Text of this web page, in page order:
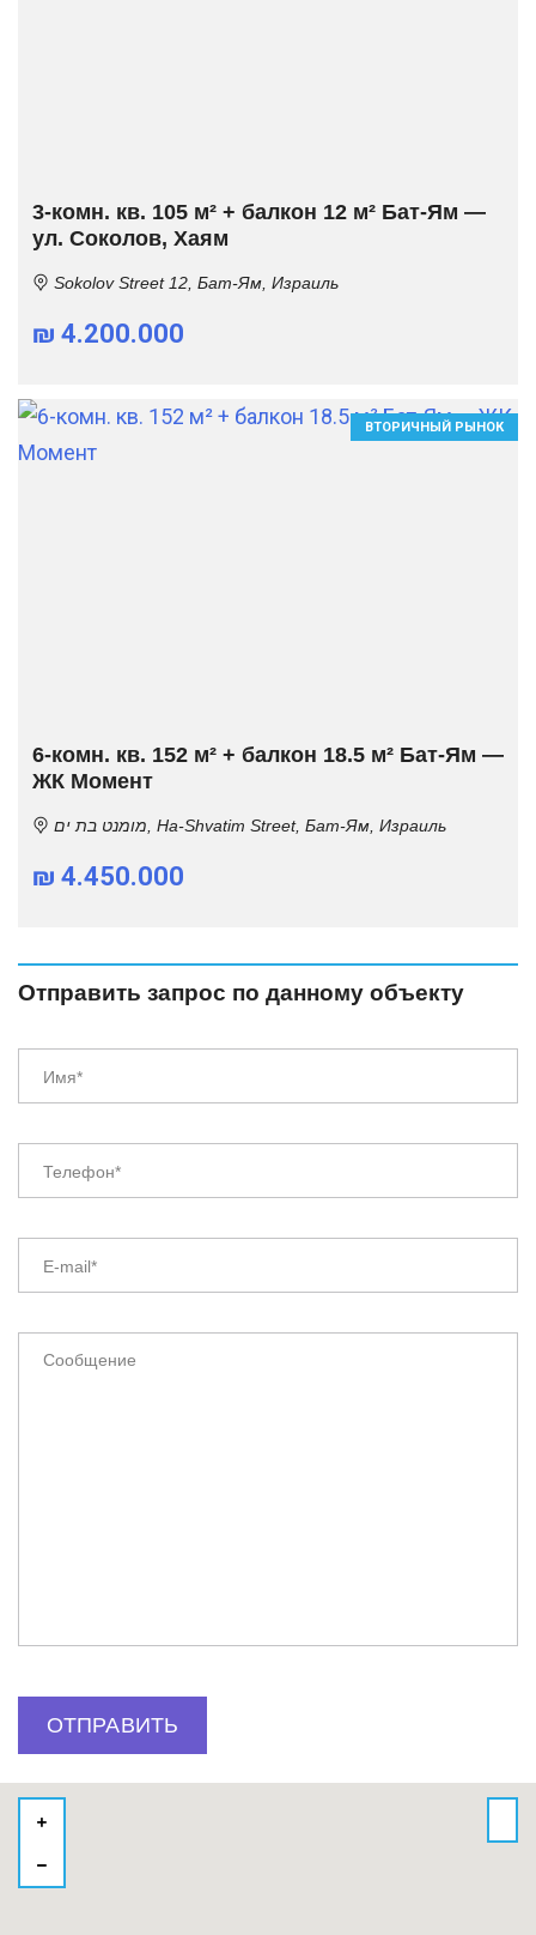
3-комн. кв. 105 м² + балкон 12 м² Бат-Ям —
ул. Соколов, Хаям
Sokolov Street 12, Бат-Ям, Израиль
₪ 4.200.000
ВТОРИЧНЫЙ РЫНОК
6-комн. кв. 152 м² + балкон 18.5 м² Бат-Ям —
ЖК Момент
מומנט בת ים, Ha-Shvatim Street, Бат-Ям, Израиль
₪ 4.450.000
Отправить запрос по данному объекту